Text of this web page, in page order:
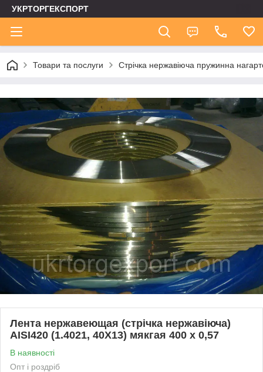
УКРТОРГЕКСПОРТ
Товари та послуги Стрічка нержавіюча пружинна
Лента нержавеющая (стрічка нержавіюча)
AISI420 (1.4021, 40Х13) мякгая 400 х 0,57
В наявності
Опт і роздріб